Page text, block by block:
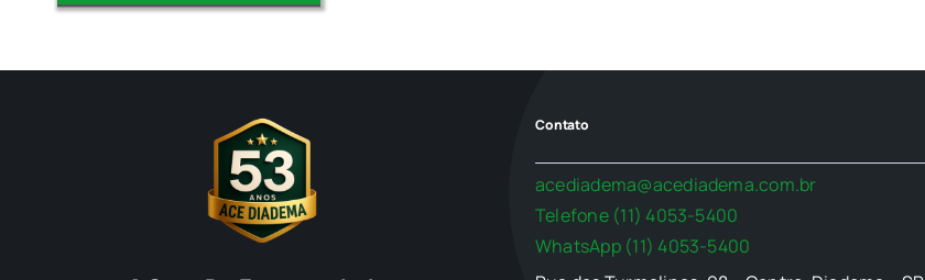
Contato
acediadema@acediadema.com.br
Telefone (11) 4053-5400
WhatsApp (11) 4053-5400